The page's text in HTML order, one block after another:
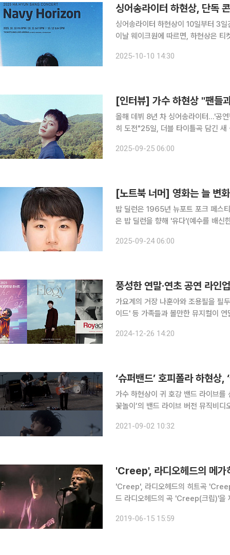
싱어송라이터 하현상, 단독
싱어송라이터 하현상이 10일부터 3
이날 웨이크원에 따르면, 하현상은
그 어딘가를 향하는 것'이다. LED 영상
2025-10-10 14:30
올해 데뷔 8년 차 싱어송라이터…'공
히 도전"25일, 더블 타이틀곡 담긴 새 싱글 'Coyote Lily'
로 앉아 있는 듯한 기분에 사로잡힌다.
2025-09-25 06:00
[노트북 너머] 영화는 늘 변
밥 딜런은 1965년 뉴포트 포크 페스
은 밥 딜런을 향해 '유다'(예수를 배신
이러니하게도 훗날 이 공연은 '포크록'
2025-09-24 06:00
풍성한 연말·연초 공연 라인
가요계의 거장 나훈아와 조용필을 필
이드' 등 가족들과 볼만한 뮤지컬이 연말·연
에서 진행한다. 상반기부터 진행된 이
2024-12-26 14:20
‘슈퍼밴드’ 호피폴라 하현상
가수 하현상이 귀 호강 밴드 라이브를 선보였다. 하현상은 1일 오후 공식 SNS
꽃놀이’의 밴드 라이브 버전 뮤직비디오 영상을 공개했다. 공개
와 베이스, 드럼 등 다채로운 밴드 세
2021-09-02 10:32
'Creep', 라디오헤드의 히트곡 'Creep' 때문에 법정에 서
드 라디오헤드의 곡 'Creep(크립)'을 재해석해 원
'Creep'은 로큰롤 명예의
2019-06-15 15:59